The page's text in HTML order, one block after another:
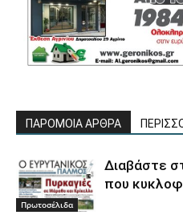
ΠΑΡΟΜΟΙΑ ΑΡΘΡΑ
Πρωτοσέλιδα
Διαβάστε
που